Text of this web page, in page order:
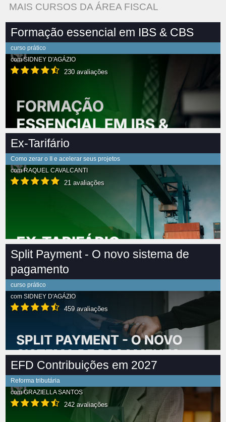
MAIS CURSOS DA ÁREA FISCAL
Formação essencial em IBS & CBS
curso prático
comSIDNEY D'AGÁZIO
230 avaliações
Ex-Tarifário
Como zerar o II e acelerar seus projetos
comRAQUEL CAVALCANTI
21 avaliações
Split Payment - O novo sistema de
pagamento
curso prático
com SIDNEY D'AGÁZIO
459 avaliações
EFD Contribuições em 2027
Reforma tributária
comGRAZIELLA SANTOS
242 avaliações